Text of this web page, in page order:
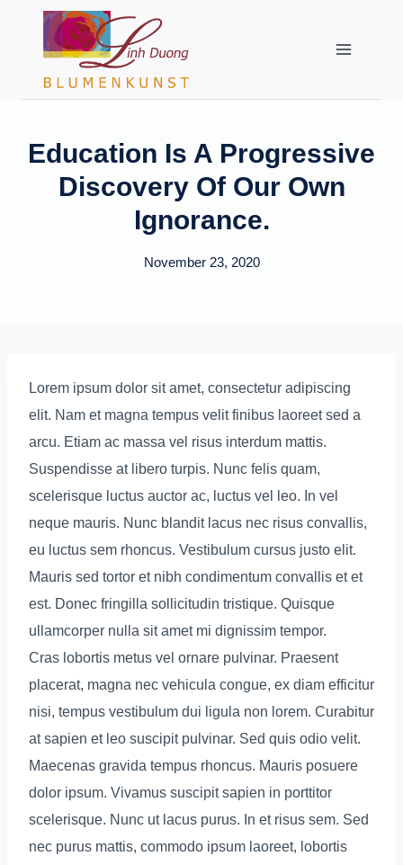
Education Is A Progressive
Discovery Of Our Own
Ignorance.
November 23, 2020
Lorem ipsum dolor sit amet, consectetur adipiscing
elit. Nam et magna tempus velit finibus laoreet sed a
arcu. Etiam ac massa vel risus interdum mattis.
Suspendisse at libero turpis. Nunc felis quam,
scelerisque luctus auctor ac, luctus vel leo. In vel
neque mauris. Nunc blandit lacus nec risus convallis,
eu luctus sem rhoncus. Vestibulum cursus justo elit.
Mauris sed tortor et nibh condimentum convallis et et
est. Donec fringilla sollicitudin tristique. Quisque
ullamcorper nulla sit amet mi dignissim tempor.
Cras lobortis metus vel ornare pulvinar. Praesent
placerat, magna nec vehicula congue, ex diam efficitur
nisi, tempus vestibulum dui ligula non lorem. Curabitur
at sapien et leo suscipit pulvinar. Sed quis odio velit.
Maecenas gravida tempus rhoncus. Mauris posuere
dolor ipsum. Vivamus suscipit sapien in porttitor
scelerisque. Nunc ut lacus purus. In et risus sem. Sed
nec purus mattis, commodo ipsum laoreet, lobortis